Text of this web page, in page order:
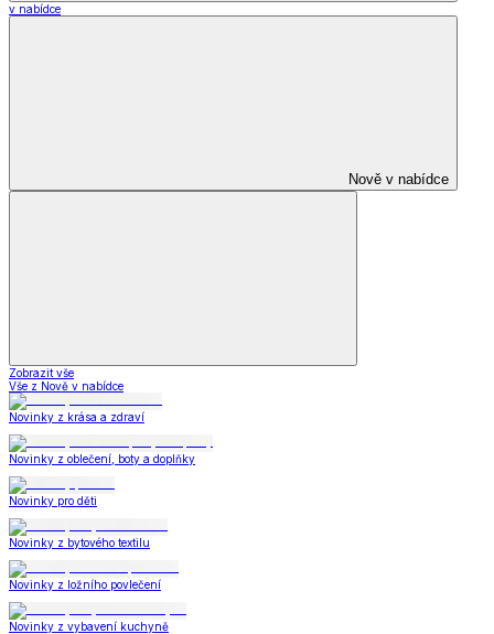
v nabídce
Nově v nabídce
Zobrazit vše
Vše z Nově v nabídce
Novinky z krása a zdraví
Novinky z oblečení, boty a doplňky
Novinky pro děti
Novinky z bytového textilu
Novinky z ložního povlečení
Novinky z vybavení kuchyně